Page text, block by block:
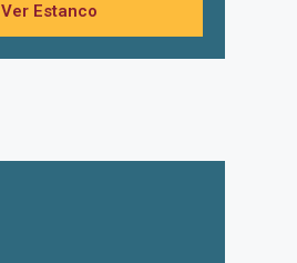
Ver Estanco